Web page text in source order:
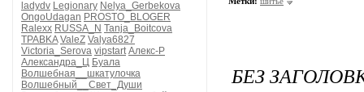
ladydv Legionary Nelya_Gerbekova
OngoUdagan PROSTO_BLOGER
Ralexx RUSSA_N Tanja_Boitcova
TPABKA ValeZ Valya6827
Victoria_Serova vipstart Алекс-Р
Александра_Ц Буала
Волшебная__шкатулочка
Волшебный__Свет_Души
БЕЗ